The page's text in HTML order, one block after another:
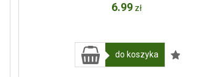
6.99 zł
do koszyka